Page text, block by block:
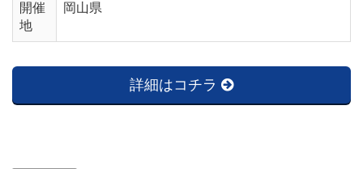
開催
地
岡山県
詳細はコチラ